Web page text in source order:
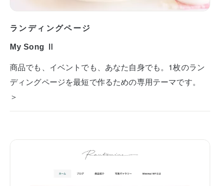
ランディングページ
My Song Ⅱ
商品でも、イベントでも、あなた自身でも。1枚のラン
ディングページを最短で作るための専用テーマです。
＞